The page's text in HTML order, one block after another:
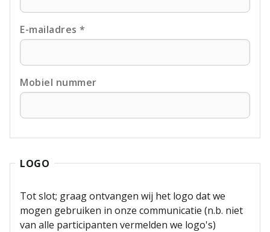
E-mailadres *
Mobiel nummer
LOGO
Tot slot; graag ontvangen wij het logo dat we
mogen gebruiken in onze communicatie (n.b. niet
van alle participanten vermelden we logo's)